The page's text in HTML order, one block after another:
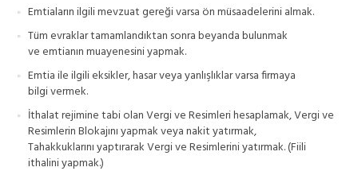
Emtiaların ilgili mevzuat gereği varsa ön müsaadelerini almak.
Tüm evraklar tamamlandıktan sonra beyanda bulunmak
ve emtianın muayenesini yapmak.
Emtia ile ilgili eksikler, hasar veya yanlışlıklar varsa firmaya
bilgi vermek.
İthalat rejimine tabi olan Vergi ve Resimleri hesaplamak, Vergi ve
Resimlerin Blokajını yapmak veya nakit yatırmak,
Tahakkuklarını yaptırarak Vergi ve Resimlerini yatırmak. (Fiili
ithalini yapmak.)